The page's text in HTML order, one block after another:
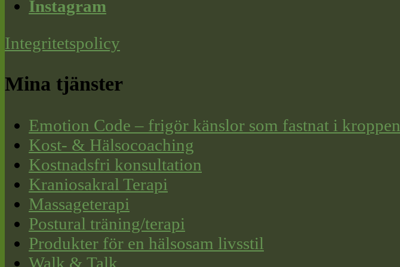
Instagram
Integritetspolicy
Mina tjänster
Emotion Code – frigör känslor som fastnat i kroppen
Kost- & Hälsocoaching
Kostnadsfri konsultation
Kraniosakral Terapi
Massageterapi
Postural träning/terapi
Produkter för en hälsosam livsstil
Walk & Talk